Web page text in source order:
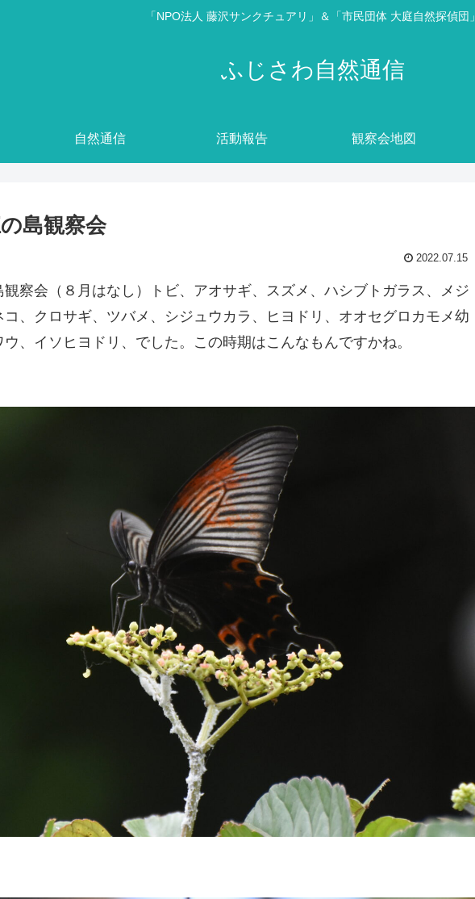
「NPO法人 藤沢サンクチュアリ」＆「市民団体 大庭自然探偵団」
ふじさわ自然通信
自然通信 活動報告 観察会地図
島観察会
2022.07.15
察会（８月はなし）トビ、アオサギ、スズメ、ハシブトガラス、メジ
、クロサギ、ツバメ、シジュウカラ、ヒヨドリ、オオセグロカモメ幼
、イソヒヨドリ、でした。この時期はこんなもんですかね。